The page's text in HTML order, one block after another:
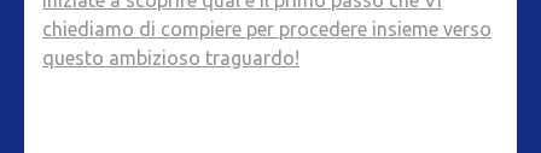
chiediamo di compiere per procedere insieme verso
questo ambizioso traguardo!